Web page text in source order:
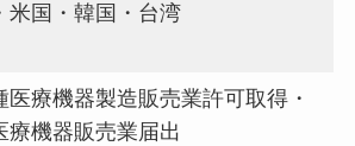
米国・韓国・台湾
医療機器製造販売業許可取得・
療機器販売業届出